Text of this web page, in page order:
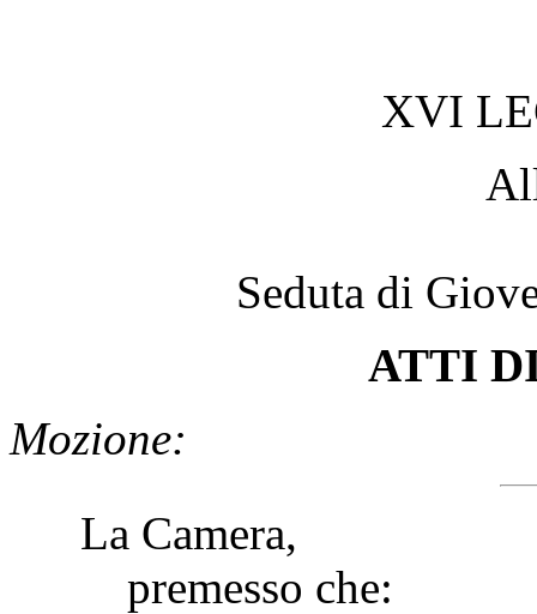
XVI
Seduta di
ATTI
Mozione:
La Camera,
premesso che: